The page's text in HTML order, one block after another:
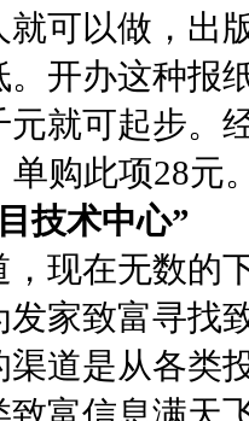
就可以做，出
开办这种报
元就可起步。
购此项28元
技术中心”
，现在无数的
家致富寻找
道是从各类